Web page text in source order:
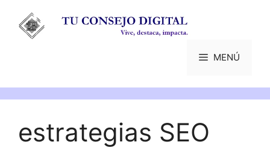
contenido
MENÚ
estrategias SEO